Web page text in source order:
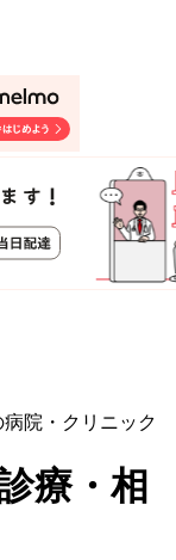
院・クリニック
療・相